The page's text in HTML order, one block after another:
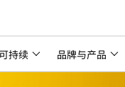
持续 品牌与产品